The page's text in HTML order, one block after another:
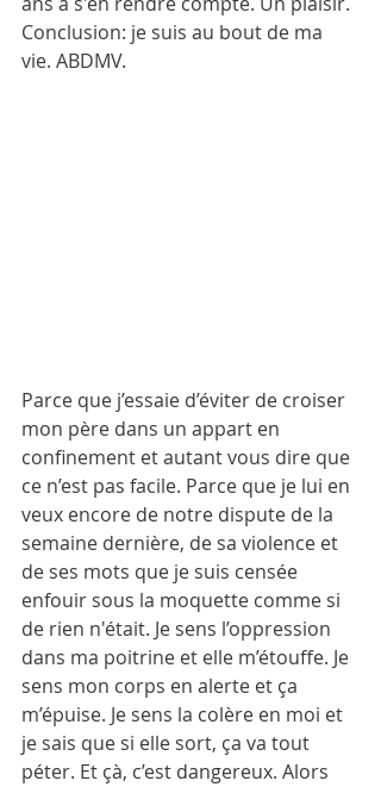
Conclusion: je suis au bout de ma
vie. ABDMV.
Parce que j’essaie d’éviter de croiser
mon père dans un appart en
confinement et autant vous dire que
ce n’est pas facile. Parce que je lui en
veux encore de notre dispute de la
semaine dernière, de sa violence et
de ses mots que je suis censée
enfouir sous la moquette comme si
de rien n'était. Je sens l’oppression
dans ma poitrine et elle m’étouffe. Je
sens mon corps en alerte et ça
m’épuise. Je sens la colère en moi et
je sais que si elle sort, ça va tout
péter. Et çà, c’est dangereux. Alors